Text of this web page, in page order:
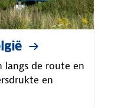
langs de route en
en